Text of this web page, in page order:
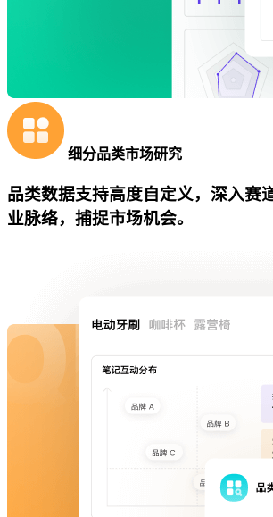
细分品类市场研究
品类数据支持高度自定义，深入赛
业脉络，捕捉市场机会。